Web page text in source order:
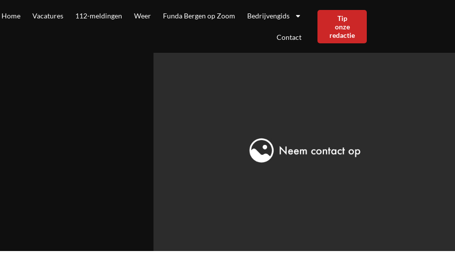
Home Vacatures 112-meldingen Weer Funda Bergen op Zoom Bedrijvengids
Contact
Tip
onze
redactie